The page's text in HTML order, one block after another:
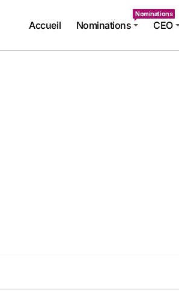
Accueil Nominations
Nominations
CEO